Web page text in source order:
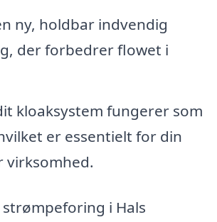
ny, holdbar indvendig
der forbedrer flowet i
kloaksystem fungerer som
er essentielt for din
virksomhed.
i Hals